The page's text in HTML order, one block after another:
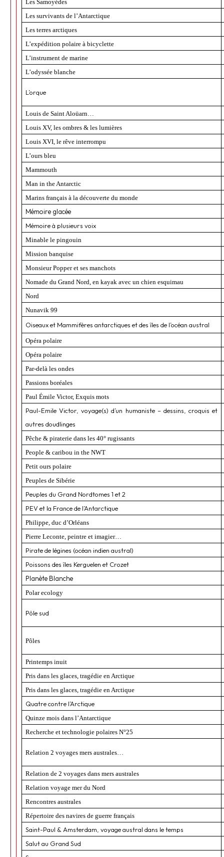
Les Samoyèdes
Les survivants de l’Antarctique
Les terres arctiques
L’expédition polaire à bicyclette
L’instrument de marine
L’odyssée blanche
L’orque
Louis de Saint Aloüarn…
Louis XV, les ombres & les lumières
Louis XVI, le rêve interrompu
L’ours bleu
Mammouth
Man in the Antarctic
Marins français à la découverte du monde
Mémoire glacée
Mémoire à plusieurs voix
Minable le pingouin
Mission banquise
Monsieur Popper et ses manchots
Nomade du Grand Nord, en kayak avec un chien esquimau
Nord
Nunavik 99
Oiseaux et Mammifères antarctiques et des îles de l’océan austral
Opéra polaire
Opéra polaire
Par-delà les ondes
Passions boréales
Paul Émile Victor, Exquis mots
Paul-Emile Victor, voyage(s) d’un humaniste – dessins, croquis et
autres doudlinges
Pêche & piraterie dans les 40° rugissants
People & caribou in the NWT
Petit ours polaire
Peuples de Sibérie
Peuples du Grand Nordtomes 1 et 2
PEV et la France de l’Antarctique
Philippe, duc d’Orléans
Pierre Leconte, peintre et imagier…
Pirate de légines (océan indien austral)
Poissons des îles Kerguelen et Crozet
Planète Blanche
Polar ecology
Pôle sud
Pôles
Printemps inuit
Pris dans les glaces, tragédie en Arctique
Pris dans les glaces, tragédie en Arctique
Quatre contre l’Arctique
Quinze mois dans l’Antarctique
Recherche et technologie polaires N°25
Relation 2 voyages mers australes…
Relation de 2 voyages dans mers australes
Relation voyage mer du Nord
Rencontres australes
Répertoire des navires de guerre français
Saint-Paul & Amsterdam, voyage austral dans le temps
Salut au Grand Sud